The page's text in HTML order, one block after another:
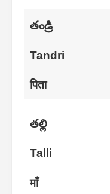
తండ్రి
Tandri
पिता
తల్లి
Talli
माँ